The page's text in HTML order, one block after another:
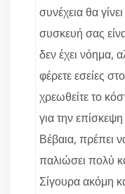
συνέχεια θα
συσκευή σας
δεν έχει νόημα,
φέρετε εσείες
χρεωθείτε το
για την
Βέβαια, πρέπει
παλιώσει πολύ
Σίγουρα ακόμη